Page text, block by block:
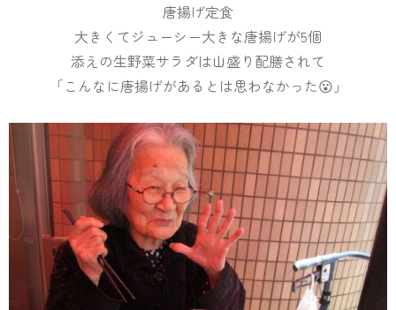
唐揚げ定食
大きくてジューシー大きな唐揚げが5個
添えの生野菜サラダは山盛り配膳されて
「こんなに唐揚げがあるとは思わなかった😮」